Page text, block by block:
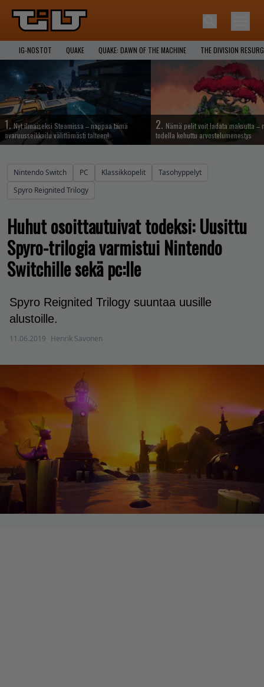
IG-NOSTOT QUAKE QUAKE: DAWN OF THE MACHINE THE DIVISION
1. Nyt ilmaiseksi Steamissa – nappaa tämä
avaruusseikkailu välittömästi talteen!
2. Nämä pelit voit ladata maksutta –
todella kehuttu arvostelumenestys
Nintendo Switch PC Klassikkopelit
Tasohyppelyt
Spyro Reignited Trilogy
Huhut osoittautuivat todeksi: Uusittu
Spyro-trilogia varmistui Nintendo
Switchille sekä pc:lle
Spyro Reignited Trilogy suuntaa uusille
alustoille.
11.06.2019 Henrik Savonen